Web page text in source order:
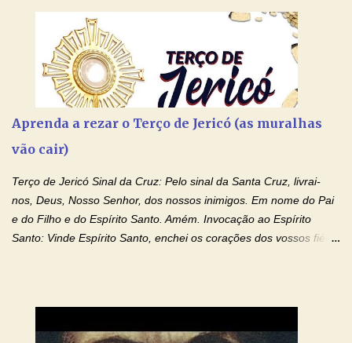
Aprenda a rezar o Terço de Jericó (as muralhas
vão cair)
Terço de Jericó Sinal da Cruz: Pelo sinal da Santa Cruz, livrai-
nos, Deus, Nosso Senhor, dos nossos inimigos. Em nome do Pai
e do Filho e do Espírito Santo. Amém. Invocação ao Espírito
Santo: Vinde Espírito Santo, enchei os corações dos vossos fiéis
o mesmo Espírito e gozemos sempre da sua consolação. Por